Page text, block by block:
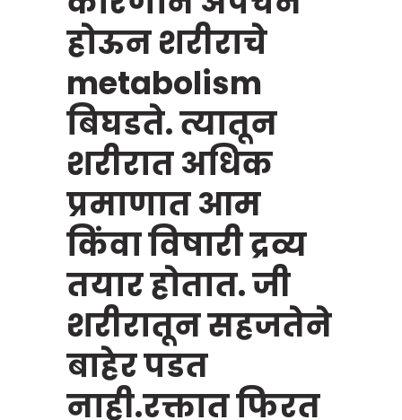
होऊन शरीराचे
metabolism
बिघडते. त्यातून
शरीरात अधिक
प्रमाणात आम
किंवा विषारी द्रव्य
तयार होतात. जी
शरीरातून सहजतेने
बाहेर पडत
नाही.रक्तात फिरत